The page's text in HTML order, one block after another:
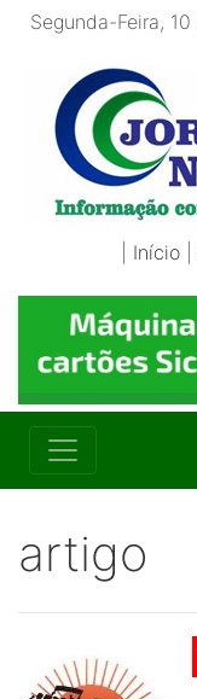
Segunda-Feira,
Início
artigo